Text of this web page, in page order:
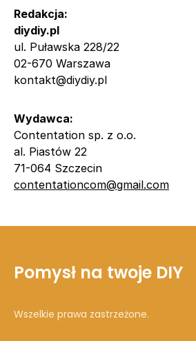
Redakcja:
diydiy.pl
ul. Puławska 228/22
02-670 Warszawa
kontakt@diydiy.pl
Wydawca:
Contentation sp. z o.o.
al. Piastów 22
71-064 Szczecin
contentationcom@gmail.com
Pomysł na twoje DIY
Wszelkie prawa zastrzeżone.